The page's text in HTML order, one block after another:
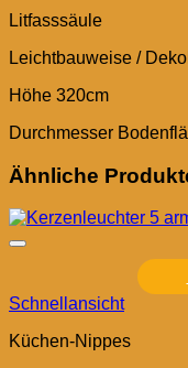
Litfasssäule
Leichtbauweise /
Höhe 320cm
Durchmesser
Ähnliche
Schnellansicht
Küchen-Nippes